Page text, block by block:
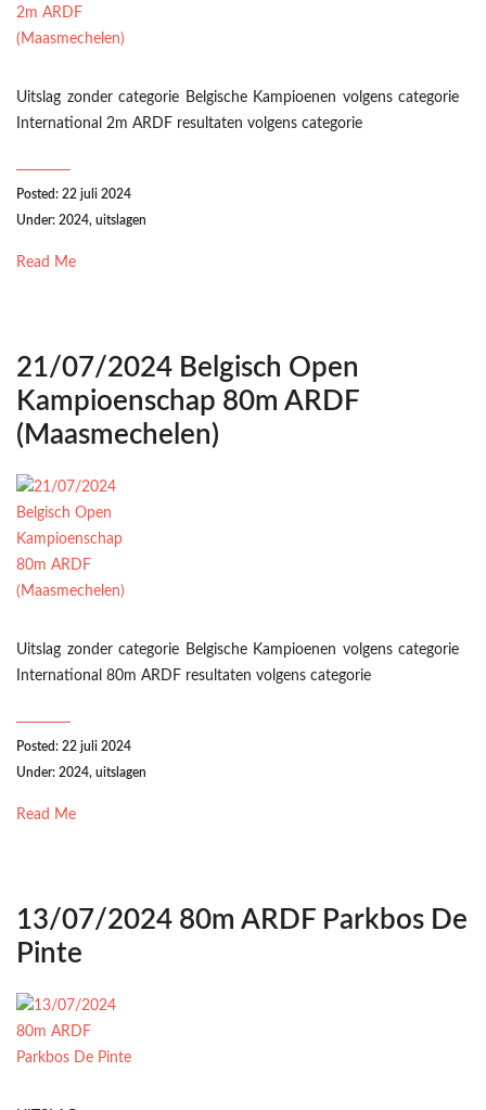
Uitslag zonder categorie Belgische Kampioenen volgens categorie
International 2m ARDF resultaten volgens categorie
Posted: 22 juli 2024
Under: 2024, uitslagen
Read Me
21/07/2024 Belgisch Open
Kampioenschap 80m ARDF
(Maasmechelen)
Uitslag zonder categorie Belgische Kampioenen volgens categorie
International 80m ARDF resultaten volgens categorie
Posted: 22 juli 2024
Under: 2024, uitslagen
Read Me
13/07/2024 80m ARDF Parkbos De
Pinte